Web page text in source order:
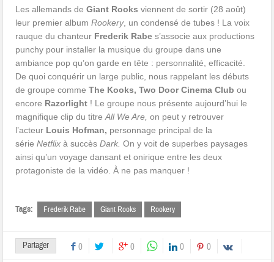
Les allemands deGiant Rooks viennent de sortir (28 août)
leur premier albumRookery, un condensé de tubes ! La voix
rauque du chanteur Frederik Rabe s’associe aux productions
punchy pour installer la musique du groupe dans une
ambiance pop qu’on garde en tête : personnalité, efficacité.
De quoi conquérir un large public, nous rappelant les débuts
de groupe commeThe Kooks, Two Door Cinema Club ou
encore Razorlight ! Le groupe nous présente aujourd’hui le
magnifique clip du titreAll We Are,on peut y retrouver
l’acteur Louis Hofman, personnage principal de la
sérieNetflix à succèsDark.On y voit de superbes paysages
ainsi qu’un voyage dansant et onirique entre les deux
protagoniste de la vidéo. À ne pas manquer !
Tags: Frederik Rabe Giant Rooks Rookery
Partager 0 0 0 0